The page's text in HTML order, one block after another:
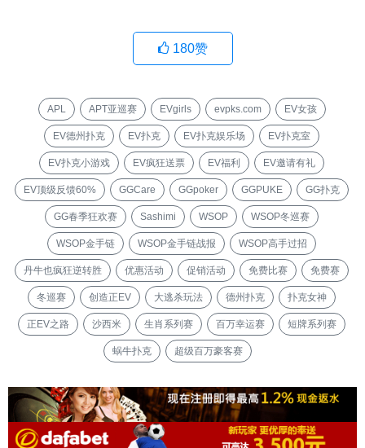
180赞
APL APT亚巡赛 EVgirls evpks.com EV女孩
EV德州扑克 EV扑克 EV扑克娱乐场 EV扑克室
EV扑克小游戏 EV疯狂送票 EV福利 EV邀请有礼
EV顶级反馈60% GGCare GGpoker GGPUKE GG扑克
GG春季狂欢赛 Sashimi WSOP WSOP冬巡赛
WSOP金手链 WSOP金手链战报 WSOP高手过招
丹牛也疯狂逆转胜 优惠活动 促销活动 免费比赛 免费赛
冬巡赛 创造正EV 大逃杀玩法 德州扑克 扑克女神
正EV之路 沙西米 生肖系列赛 百万幸运赛 短牌系列赛
蜗牛扑克 超级百万豪客赛